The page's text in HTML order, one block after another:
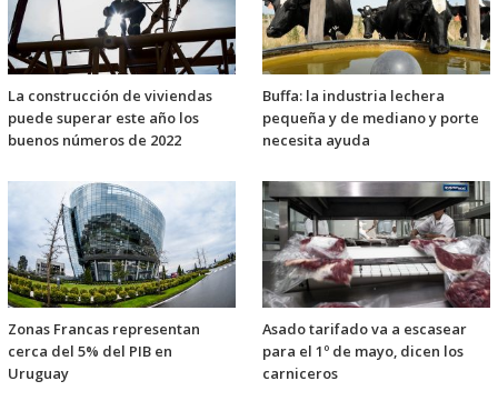
La construcción de viviendas
puede superar este año los
buenos números de 2022
Buffa: la industria lechera
pequeña y de mediano y porte
necesita ayuda
Zonas Francas representan
cerca del 5% del PIB en
Uruguay
Asado tarifado va a escasear
para el 1º de mayo, dicen los
carniceros